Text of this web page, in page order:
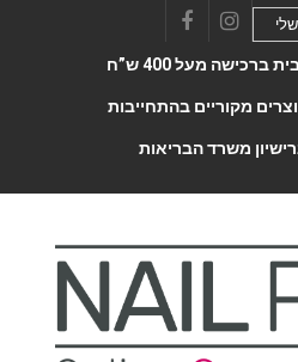
Facebook
מעל 400 ש”ח
מקוריים בהתחייבות
משרד הבריאות